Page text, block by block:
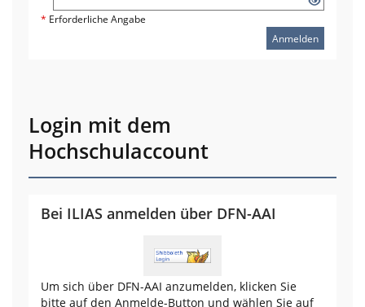
* Erforderliche Angabe
Anmelden
Login mit dem
Hochschulaccount
Bei ILIAS anmelden über DFN-AAI
Um sich über DFN-AAI anzumelden, klicken Sie
bitte auf den Anmelde-Button und wählen Sie auf